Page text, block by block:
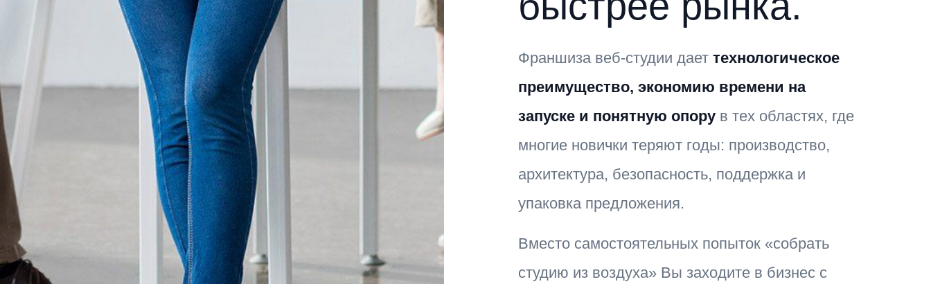
Франшиза веб-студии даеттехнологическое
преимущество, экономию времени на
запуске и понятную опору в тех областях, где
многие новички теряют годы: производство,
архитектура, безопасность, поддержка и
упаковка предложения.
Вместо самостоятельных попыток «собрать
студию из воздуха» Вы заходите в бизнес с